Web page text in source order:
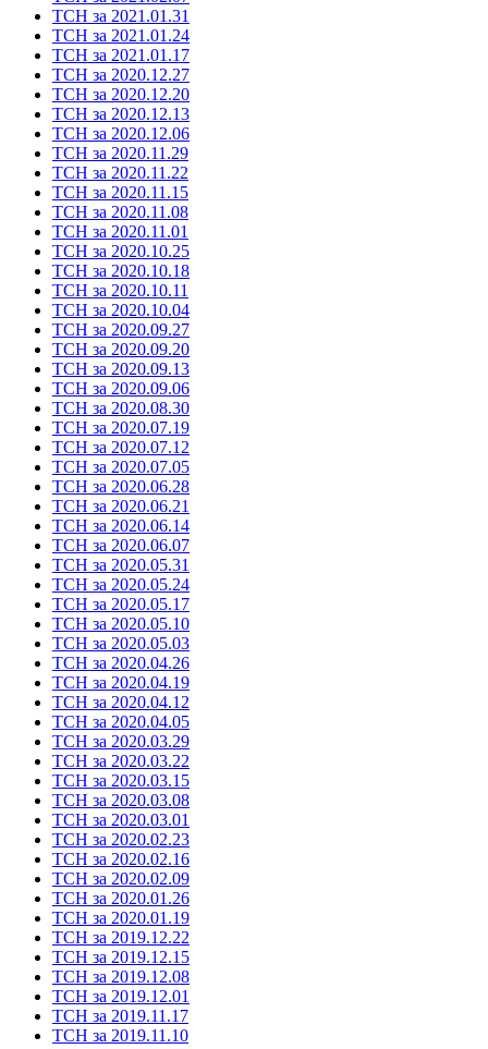
ТСН за 2021.01.31
ТСН за 2021.01.24
ТСН за 2021.01.17
ТСН за 2020.12.27
ТСН за 2020.12.20
ТСН за 2020.12.13
ТСН за 2020.12.06
ТСН за 2020.11.29
ТСН за 2020.11.22
ТСН за 2020.11.15
ТСН за 2020.11.08
ТСН за 2020.11.01
ТСН за 2020.10.25
ТСН за 2020.10.18
ТСН за 2020.10.11
ТСН за 2020.10.04
ТСН за 2020.09.27
ТСН за 2020.09.20
ТСН за 2020.09.13
ТСН за 2020.09.06
ТСН за 2020.08.30
ТСН за 2020.07.19
ТСН за 2020.07.12
ТСН за 2020.07.05
ТСН за 2020.06.28
ТСН за 2020.06.21
ТСН за 2020.06.14
ТСН за 2020.06.07
ТСН за 2020.05.31
ТСН за 2020.05.24
ТСН за 2020.05.17
ТСН за 2020.05.10
ТСН за 2020.05.03
ТСН за 2020.04.26
ТСН за 2020.04.19
ТСН за 2020.04.12
ТСН за 2020.04.05
ТСН за 2020.03.29
ТСН за 2020.03.22
ТСН за 2020.03.15
ТСН за 2020.03.08
ТСН за 2020.03.01
ТСН за 2020.02.23
ТСН за 2020.02.16
ТСН за 2020.02.09
ТСН за 2020.01.26
ТСН за 2020.01.19
ТСН за 2019.12.22
ТСН за 2019.12.15
ТСН за 2019.12.08
ТСН за 2019.12.01
ТСН за 2019.11.17
ТСН за 2019.11.10